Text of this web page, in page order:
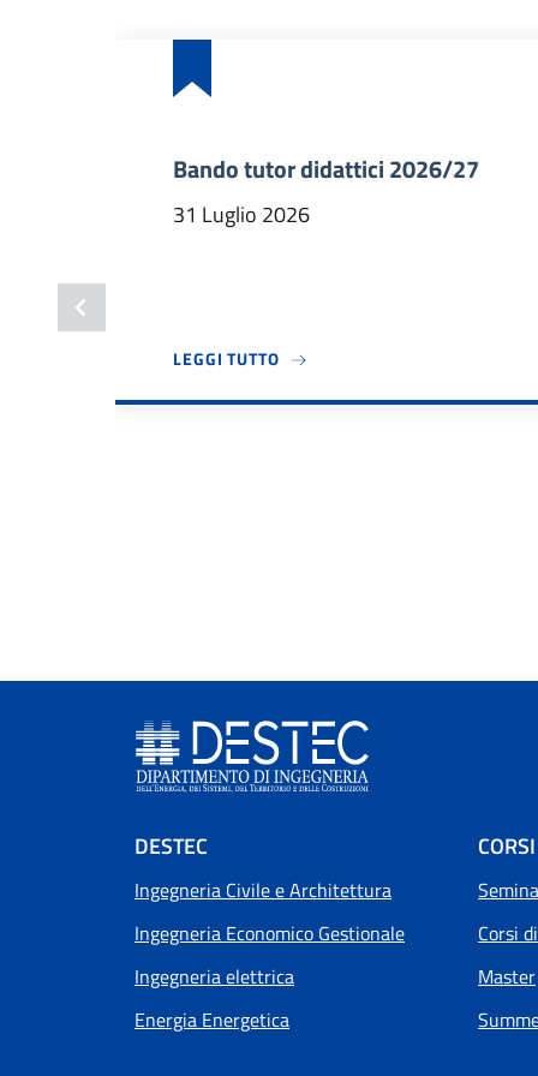
Bando tutor didattici 2026/27
31 Luglio 2026
LEGGI TUTTOA PROPOSITO DI BANDO
Footer menu
DESTEC
Ingegneria Civile e Architettura
Ingegneria Economico Gestionale
Ingegneria elettrica
Energia Energetica
CORSI
Corsi
Master